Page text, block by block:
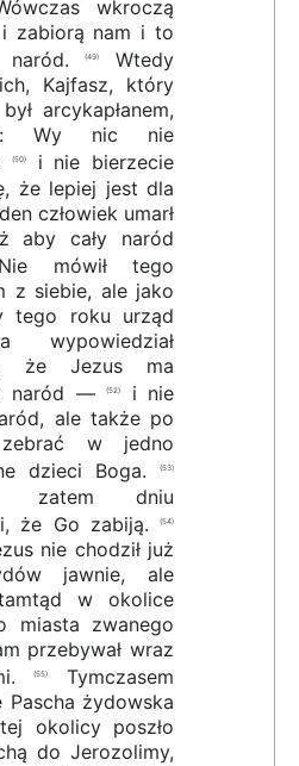
wkroczą
i zabiorą nam i to
naród.(49)
Wtedy
Kajfasz, który
arcykapłanem,
Wy nic nie
(50)i nie bierzecie
że lepiej jest dla
człowiek umarł
aby cały naród
Nie mówił tego
z siebie, ale jako
tego roku urząd
wypowiedział
że Jezus ma
naród —
(52)
i nie
ale także po
w jedno
dzieci Boga.
(53)
zatem dniu
że Go zabiją.
(54)
nie chodził już
jawnie, ale
w okolice
miasta zwanego
przebywał wraz
(55)
Tymczasem
Pascha żydowska
okolicy poszło
do Jerozolimy,